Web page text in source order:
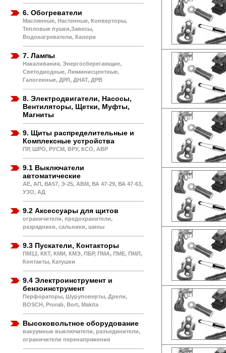
6. Обогреватели
Маслянные, Настенные, Конверторы,
Тепловые пушки,Завесы,
Водонагреватели, Калори
7. Лампы
Накаливания, Энергосберегающие,
Светодиодные, Люминисцентные,
Галогенные, ДРЛ, ДНАТ, ДРВ
8. Электродвигатели, Насосы,
Вентиляторы, Щетки, Муфты,
Магниты
9. Щиты распределительные и
Комплексные устройства
ПР, ШРО, РУСМ, ВРУ, КСО, АВР
9.1 Выключатели
автоматические
АЕ, АП, ВА57, Э-25, АВМ, ВА 47-29, ВА 47-63,
УЗО, АД
9.2 Аксессуары для щитов
ограничители, предохранители,
разрядники, сальники, шины
9.3 Пускатели, Контакторы
ПМ12, ККТ, КМИ, КМЭ, ПБР, ПМА, ПМЕ, ПМЛ,
Контакты, Катушки
9.4 Электроинструмент и
бензоинструмент
Перфораторы, Шуруповерты, Дрели,
BOSCH, Prorab, Bort, Makita
Высоковольтное оборудование
вакуумные выключатели, разъединители,
ограничители перенапряжения